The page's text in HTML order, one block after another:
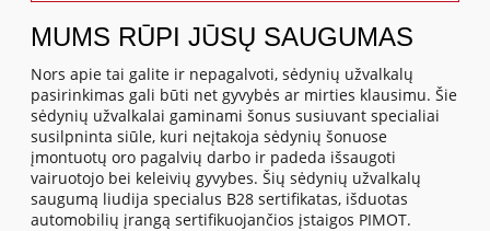
MUMS RŪPI JŪSŲ SAUGUMAS
Nors apie tai galite ir nepagalvoti, sėdynių užvalkalų
pasirinkimas gali būti net gyvybės ar mirties klausimu. Šie
sėdynių užvalkalai gaminami šonus susiuvant specialiai
susilpninta siūle, kuri neįtakoja sėdynių šonuose
įmontuotų oro pagalvių darbo ir padeda išsaugoti
vairuotojo bei keleivių gyvybes. Šių sėdynių užvalkalų
saugumą liudija specialus B28 sertifikatas, išduotas
automobilių įrangą sertifikuojančios įstaigos PIMOT.